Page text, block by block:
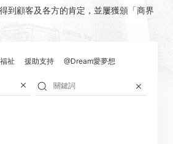
到顧客及各方的肯定，並屢獲頒「商界
祉 援助支持 @Dream愛夢想